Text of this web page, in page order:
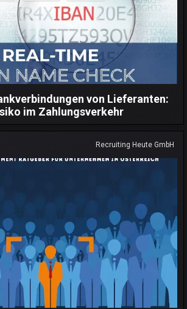
von Lieferanten:
im Zahlungsverkehr
Recruiting Heute GmbH